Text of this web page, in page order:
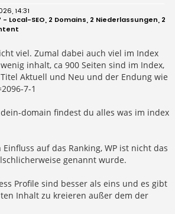
14:31
Local-SEO, 2 Domains, 2 Niederlassungen, 2
viel. Zumal dabei auch viel im Index
inhalt, ca 900 Seiten sind im Index,
Aktuell und Neu und der Endung wie
7-1
domain findest du alles was im index
auf das Ranking, WP ist nicht das
genannt wurde.
Profile sind besser als eins und es gibt
Inhalt zu kreieren außer dem der